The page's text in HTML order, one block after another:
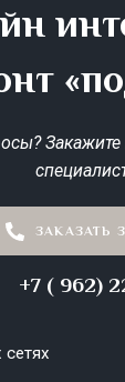
ЗАКАЗАТЬ
+7 ( 962)